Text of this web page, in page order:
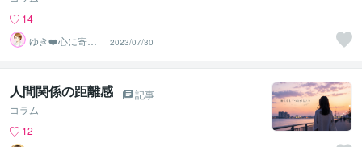
14
ゆき❤️心に寄り
添う癒しのナー
ス
2023/07/30
人間関係の距離感
記事
コラム
12